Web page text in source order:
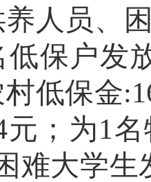
养人员、
低保户发
低保金
元； 为1名
难大学生